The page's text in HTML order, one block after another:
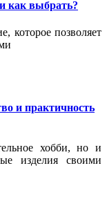
как выбрать?
которое позволяет
и практичность
хобби, но и
изделия своими